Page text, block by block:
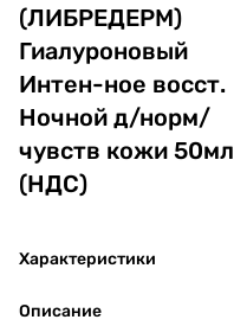
(ЛИБРЕДЕРМ)
Гиалуроновый
Интен-ное восст.
Ночной д/норм/
чувств кожи 50мл
(НДС)
Характеристики
Описание